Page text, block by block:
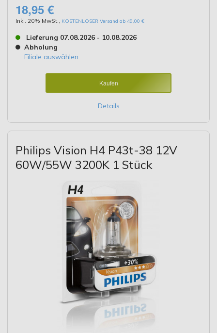
18,95 €
Inkl. 20% MwSt. KOSTENLOSER Versand ab 49,00 €
Lieferung 07.08.2026 - 10.08.2026
Abholung
Filiale auswählen
Kaufen
Details
Philips Vision H4 P43t-38 12V
60W/55W 3200K 1 Stück